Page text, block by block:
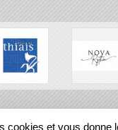
cookies et vous